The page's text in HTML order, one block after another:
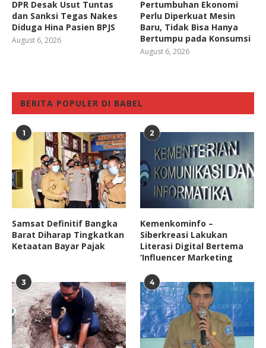
DPR Desak Usut Tuntas
dan Sanksi Tegas Nakes
Diduga Hina Pasien BPJS
August 6, 2026
Pertumbuhan Ekonomi
Perlu Diperkuat Mesin
Baru, Tidak Bisa Hanya
Bertumpu pada Konsumsi
August 6, 2026
BERITA POPULER DI BABEL
1
Samsat Definitif Bangka
Barat Diharap Tingkatkan
Ketaatan Bayar Pajak
2
Kemenkominfo –
Siberkreasi Lakukan
Literasi Digital Bertema
‘Influencer Marketing
3 4